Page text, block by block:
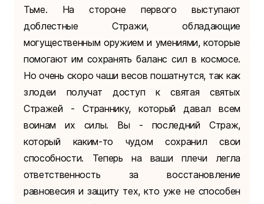
Тьме. На стороне первого выступают
доблестные Стражи, обладающие
могущественным оружием и умениями, которые
помогают им сохранять баланс сил в космосе.
Но очень скоро чаши весов пошатнутся, так как
злодеи получат доступ к святая святых
Стражей - Страннику, который давал всем
воинам их силы. Вы - последний Страж,
который каким-то чудом сохранил свои
способности. Теперь на ваши плечи легла
ответственность за восстановление
равновесия и защиту тех, кто уже не способен